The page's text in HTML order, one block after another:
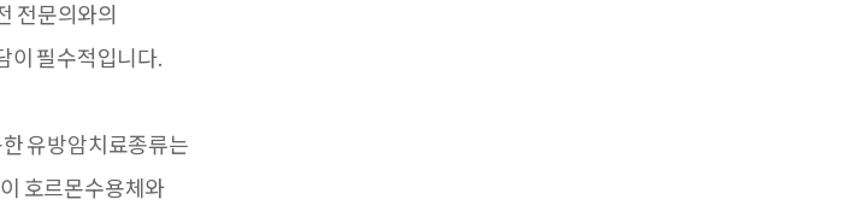
전문의와의
이 필수적입니다.
유방암치료종류는
호르몬수용체와